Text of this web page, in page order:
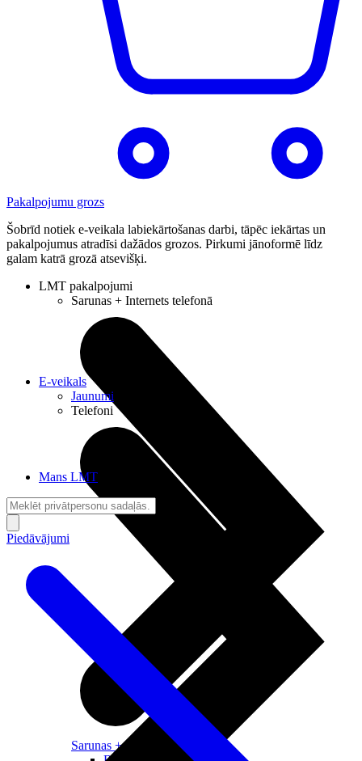
Pakalpojumu grozs
Šobrīd notiek e-veikala labiekārtošanas darbi, tāpēc iekārtas un
pakalpojumus atradīsi dažādos grozos. Pirkumi jānoformē līdz
galam katrā grozā atsevišķi.
LMT pakalpojumi
Sarunas + Internets telefonā
Sarunas + Internets
E-veikals
Jaunumi
Telefoni
Mans LMT
Piedāvājumi